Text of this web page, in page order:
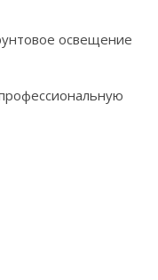
освещение